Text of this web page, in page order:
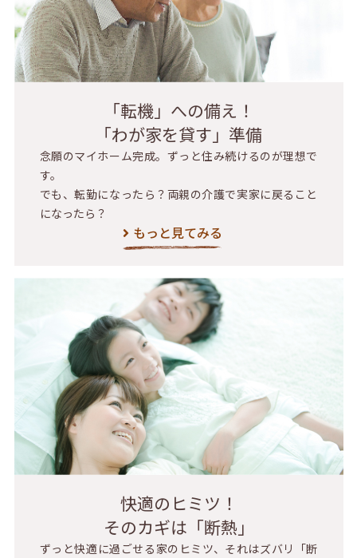
「転機」への備え！
「わが家を貸す」準備
念願のマイホーム完成。ずっと住み続けるのが理想で
す。
でも、転勤になったら？両親の介護で実家に戻ること
になったら？
もっと見てみる
快適のヒミツ！
そのカギは「断熱」
ずっと快適に過ごせる家のヒミツ、それはズバリ「断